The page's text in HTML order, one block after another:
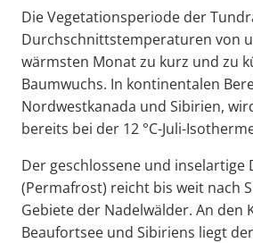
Die Vegetationsperiode der
Durchschnittstemperaturen von
wärmsten Monat zu kurz und zu
Baumwuchs. In kontinentalen
Nordwestkanada und Sibirien,
bereits bei der 12 °C-Juli-
Der geschlossene und
(Permafrost) reicht bis weit nach
Gebiete der Nadelwälder. An den
Beaufortsee und Sibiriens liegt